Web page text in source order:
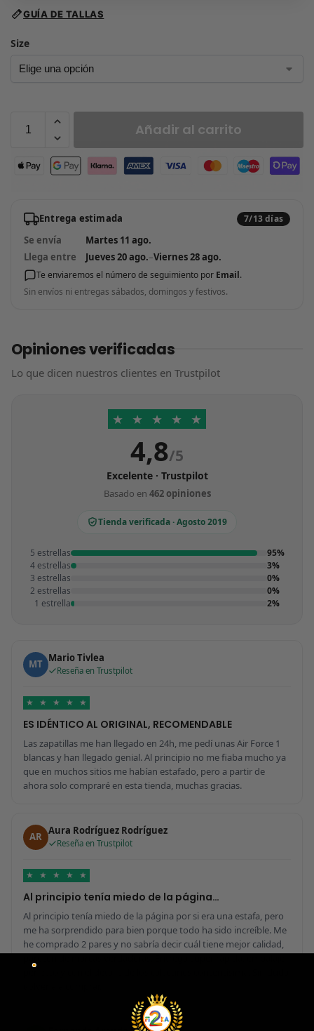
GUÍA DE TALLAS
Size
Añadir al carrito
Entrega estimada 7/13 días
Se envía
Martes 11 ago.
Llega entre
Jueves 20 ago.–Viernes 28 ago.
Te enviaremos el número de seguimiento por Email.
Sin envíos ni entregas sábados, domingos y festivos.
Opiniones verificadas
Lo que dicen nuestros clientes en Trustpilot
★ ★ ★ ★ ★
4,8/5
Excelente · Trustpilot
Basado en 462 opiniones
Tienda verificada · Agosto 2019
5 estrellas
95%
4 estrellas
3%
3 estrellas
0%
2 estrellas
0%
1 estrella
2%
MT Mario Tivlea
Reseña en Trustpilot
★ ★ ★ ★ ★
ES IDÉNTICO AL ORIGINAL, RECOMENDABLE
Las zapatillas me han llegado en 24h, me pedí unas Air Force 1
blancas y han llegado genial. Al principio no me fiaba mucho ya
que en muchos sitios me habían estafado, pero a partir de
ahora solo compraré en esta tienda, muchas gracias.
AR Aura Rodríguez Rodríguez
Reseña en Trustpilot
★ ★ ★ ★ ★
Al principio tenía miedo de la página…
Al principio tenía miedo de la página por si era una estafa, pero
me ha sorprendido para bien porque todo ha sido increíble. Me
he comprado 2 pares y no sabría decir cuál tiene mejor calidad,